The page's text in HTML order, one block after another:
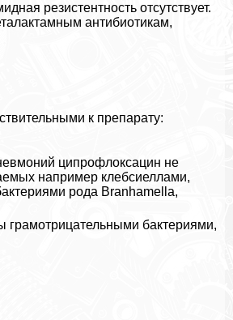
резистентность отсутствует.
антибиотикам,
к препарату:
ципрофлоксацин не
например клебсиеллами,
рода Branhamella,
грамотрицательными бактериями,